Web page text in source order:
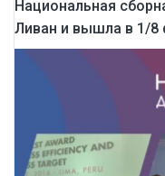
Национальная
Ливан и вышла в 1/8